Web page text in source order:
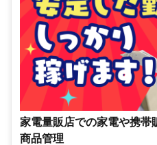
家電量販店での家電や携帯
商品管理